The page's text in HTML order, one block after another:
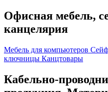
Офисная мебель,
канцелярия
Мебель для компьютеров
ключницы Канцтовары
Кабельно-